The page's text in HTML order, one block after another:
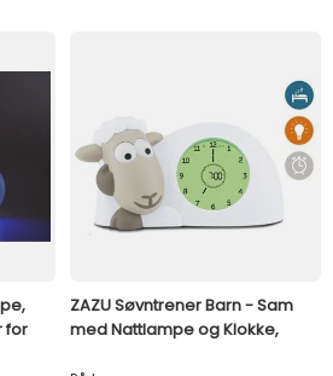
for
ZAZU Søvntrener Barn - Sam
med Nattlampe og Klokke,